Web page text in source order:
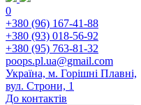
0
+380 (96) 167-41-88
+380 (93) 018-56-92
+380 (95) 763-81-32
poops.pl.ua@gmail.com
Україна, м. Горішні Плавні,
вул. Строни, 1
До контактів